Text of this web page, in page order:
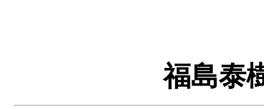
福島泰